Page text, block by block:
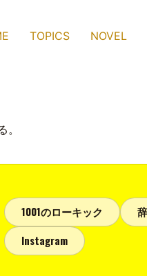
TOPICS NOVEL
1001のローキック
Instagram